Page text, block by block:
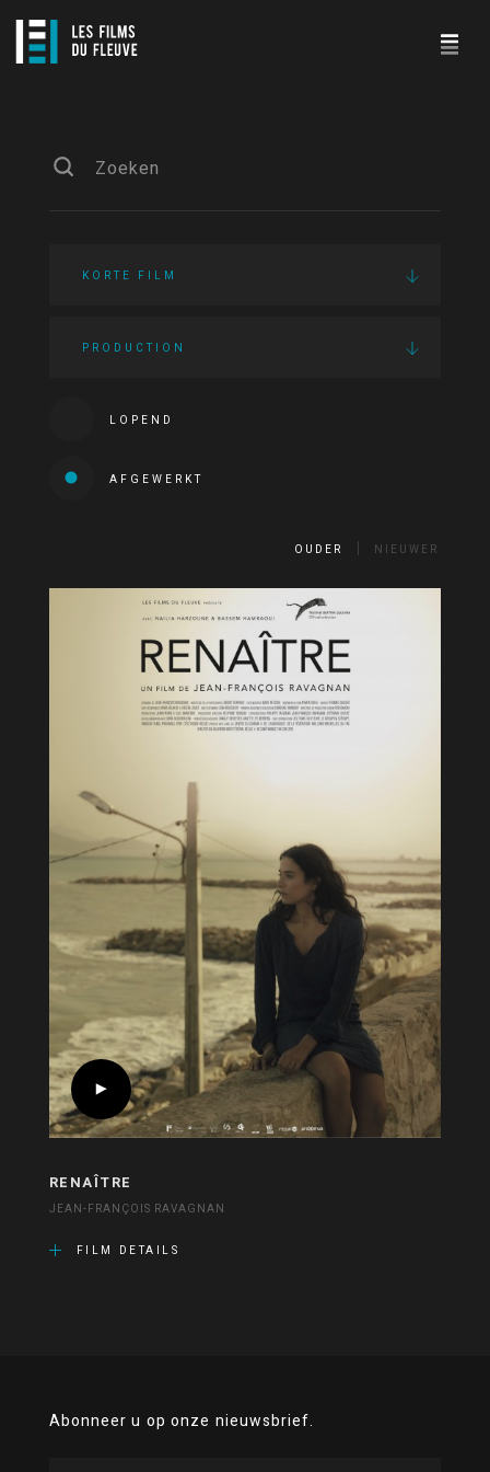
KORTE FILM
PRODUCTION
LOPEND
AFGEWERKT
OUDER NIEUWER
RENAÎTRE
JEAN-FRANÇOIS RAVAGNAN
FILM DETAILS
Abonneer u op onze nieuwsbrief.